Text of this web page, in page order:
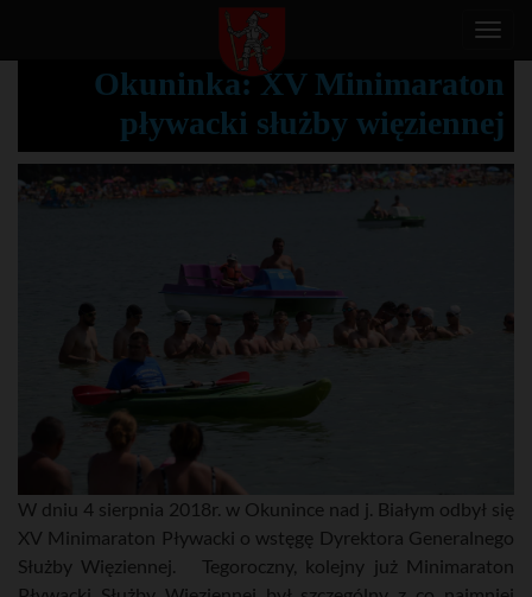
T
g
g
l
e
Okuninka: XV Minimaraton
pływacki służby więziennej
W dniu 4 sierpnia 2018r. w Okunince nad j. Białym odbył się
XV Minimaraton Pływacki o wstęgę Dyrektora Generalnego
Służby Więziennej. Tegoroczny, kolejny już Minimaraton